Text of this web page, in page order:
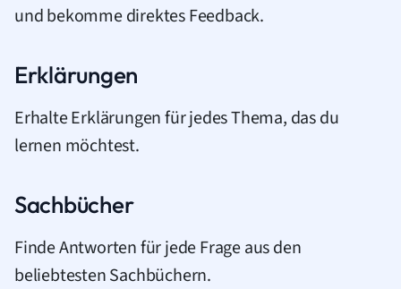
und bekomme direktes Feedback.
Erklärungen
Erhalte Erklärungen für jedes Thema, das du
lernen möchtest.
Sachbücher
Finde Antworten für jede Frage aus den
beliebtesten Sachbüchern.